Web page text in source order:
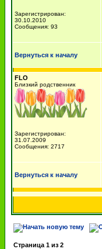
Зарегистрирован:
30.10.2010
Сообщения: 93
Вернуться к началу
FLO
Близкий родственник
Зарегистрирован:
31.07.2009
Сообщения: 2717
Вернуться к началу
Страница 1 из 2